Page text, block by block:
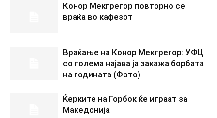
Конор Мекгрегор повторно се
враќа во кафезот
Враќање на Конор Мекгрегор: УФЦ
со голема најава ја закажа борбата
на годината (Фото)
Ќерките на Горбок ќе играат за
Македонија